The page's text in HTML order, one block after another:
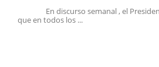
En discurso semanal , el
que en todos los ...